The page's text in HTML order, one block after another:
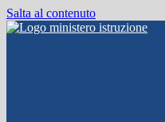
Salta al contenuto